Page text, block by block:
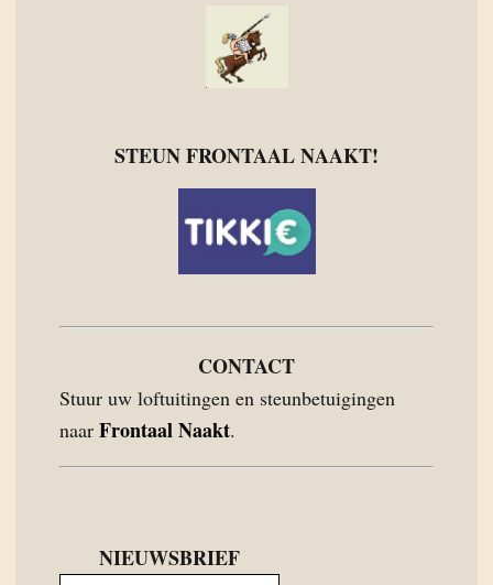
STEUN FRONTAAL NAAKT!
CONTACT
Stuur uw loftuitingen en steunbetuigingen
naar Frontaal Naakt.
NIEUWSBRIEF